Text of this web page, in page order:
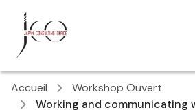
Accueil
Workshop Ouvert
Working and communicating